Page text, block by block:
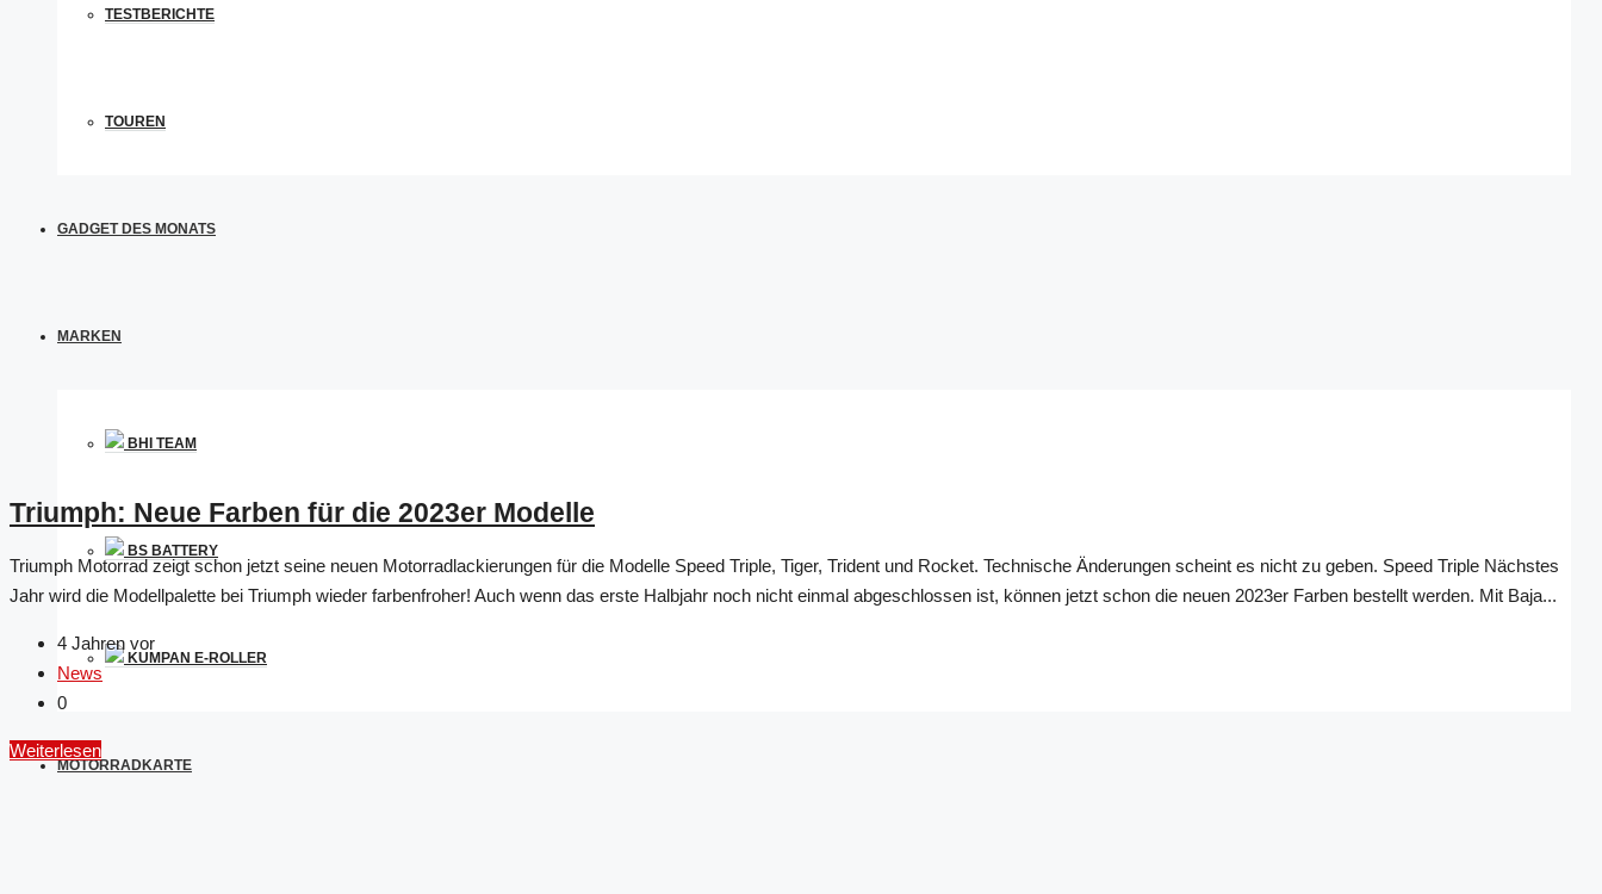
TESTBERICHTE
TOUREN
GADGET DES MONATS
MARKEN
BHI TEAM
BS BATTERY
KUMPAN E-ROLLER
MOTORRADKARTE
Triumph: Neue Farben für die 2023er Modelle
Triumph Motorrad zeigt schon jetzt seine neuen Motorradlackierungen für die Modelle Speed Triple, Tiger, Trident und Rocket. Technische Änderungen scheint es nicht zu geben. Speed Triple Nächstes
Jahr wird die Modellpalette bei Triumph wieder farbenfroher! Auch wenn das erste Halbjahr noch nicht einmal abgeschlossen ist, können jetzt schon die neuen 2023er Farben bestellt werden. Mit Baja...
4 Jahren vor
News
0
Weiterlesen